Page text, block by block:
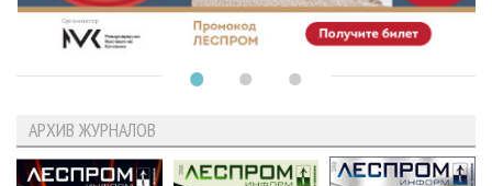
АРХИВ ЖУРНАЛОВ